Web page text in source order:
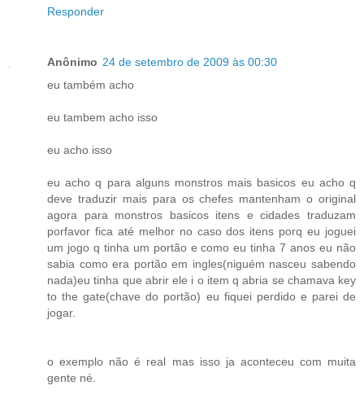
Responder
Anônimo 24 de setembro de 2009 às 00:30
eu também acho
eu tambem acho isso
eu acho isso
eu acho q para alguns monstros mais basicos eu acho q
deve traduzir mais para os chefes mantenham o original
agora para monstros basicos itens e cidades traduzam
porfavor fica até melhor no caso dos itens porq eu joguei
um jogo q tinha um portão e como eu tinha 7 anos eu não
sabia como era portão em ingles(niguém nasceu sabendo
nada)eu tinha que abrir ele i o item q abria se chamava key
to the gate(chave do portão) eu fiquei perdido e parei de
jogar.
o exemplo não é real mas isso ja aconteceu com muita
gente né.